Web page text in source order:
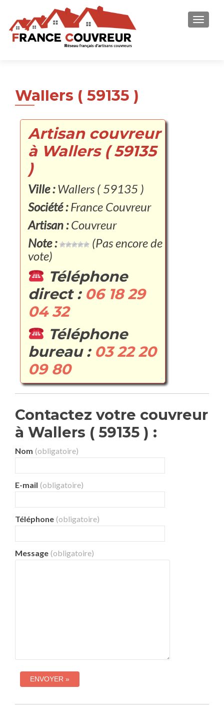
Wallers ( 59135 )
Artisan couvreur
à Wallers ( 59135
)
Ville :Wallers ( 59135 )
Société :France Couvreur
Artisan :Couvreur
Note :
(Pas encore de
vote)
Téléphone
direct : 06 18 29
04 32
Téléphone
bureau : 03 22 20
09 80
Contactez votre couvreur
à Wallers ( 59135 ) :
Nom (obligatoire)
E-mail (obligatoire)
Téléphone (obligatoire)
Message (obligatoire)